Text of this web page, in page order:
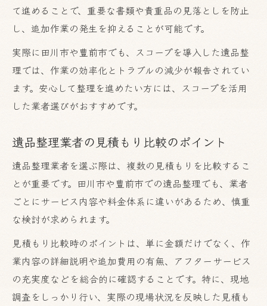
て進めることで、重要な書類や貴重品の見落としを防止
し、追加作業の発生を抑えることが可能です。
実際に田川市や豊前市でも、スコープを導入した遺品整
理では、作業の効率化とトラブルの減少が報告されてい
ます。安心して整理を進めたい方には、スコープを活用
した業者選びがおすすめです。
遺品整理業者の見積もり比較のポイント
遺品整理業者を選ぶ際は、複数の見積もりを比較するこ
とが重要です。田川市や豊前市での遺品整理でも、業者
ごとにサービス内容や料金体系に違いがあるため、慎重
な検討が求められます。
見積もり比較時のポイントは、単に金額だけでなく、作
業内容の詳細説明や追加費用の有無、アフターサービス
の充実度などを総合的に確認することです。特に、現地
調査をしっかり行い、実際の現場状況を反映した見積も